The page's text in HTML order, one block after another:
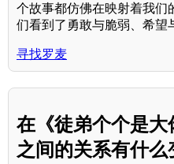
个故事都仿佛在映射着我们
们看到了勇敢与脆弱、希望
寻找罗麦
在《徒弟个个是
之间的关系有什么